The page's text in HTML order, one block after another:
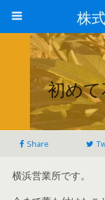
株
初め
Share
横浜営業所です。